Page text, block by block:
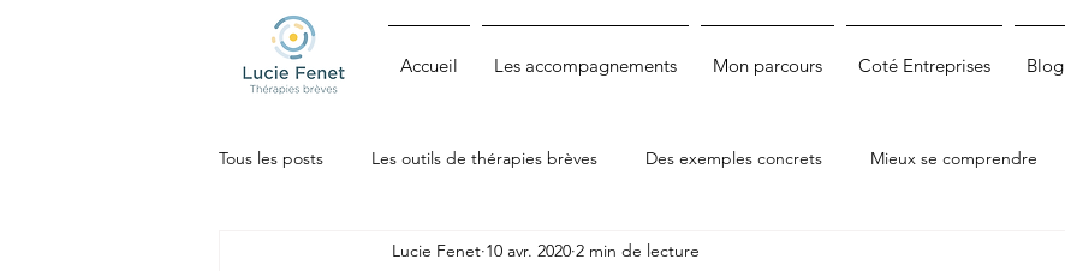
Accueil Les accompagnements Mon parcours Coté Entreprises Blog
Tous les posts Les outils de thérapies brèves Des exemples concrets Mieux se comprendre
Zèbres, HPI, Philo-cognitifs
Lucie Fenet 10 avr. 2020 2 min de lecture